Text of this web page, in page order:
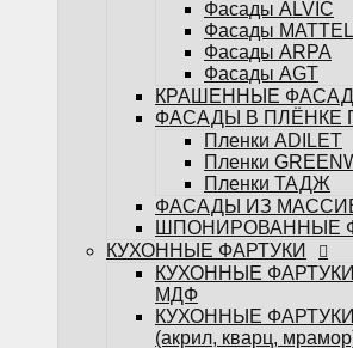
КУХОННЫЕ
(акрил, кварц,
КУХОННЫЕ ФАРТУКИ
ФОТОПЕЧАТЬЮ
Кухонные фартуки из
(Скинали)
САНТЕХНИКА
Измельчители
Кухонные мойки
Кухонные смесители
БЫТОВАЯ ТЕХНИКА
Варочные
Вытяжки
Духовые шкафы
Посудомоечные
Фасады ALVIC
Фасады
Фасады ARPA
Фасады AGT
КРАШЕННЫЕ
ФАСАДЫ В ПЛЁНКЕ
Пленки ADILET
Пленки
Пленки ТАДЖ
ФАСАДЫ ИЗ
ШПОНИРОВАННЫЕ
КУХОННЫЕ ФАРТУКИ
КУХОННЫЕ
МДФ
КУХОННЫЕ
(акрил, кварц,